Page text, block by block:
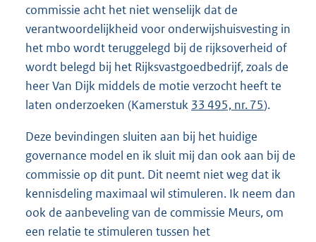
commissie acht het niet wenselijk dat de
verantwoordelijkheid voor onderwijshuisvesting in
het mbo wordt teruggelegd bij de rijksoverheid of
wordt belegd bij het Rijksvastgoedbedrijf, zoals de
heer Van Dijk middels de motie verzocht heeft te
laten onderzoeken (Kamerstuk 33 495, nr. 75).
Deze bevindingen sluiten aan bij het huidige
governance model en ik sluit mij dan ook aan bij de
commissie op dit punt. Dit neemt niet weg dat ik
kennisdeling maximaal wil stimuleren. Ik neem dan
ook de aanbeveling van de commissie Meurs, om
een relatie te stimuleren tussen het